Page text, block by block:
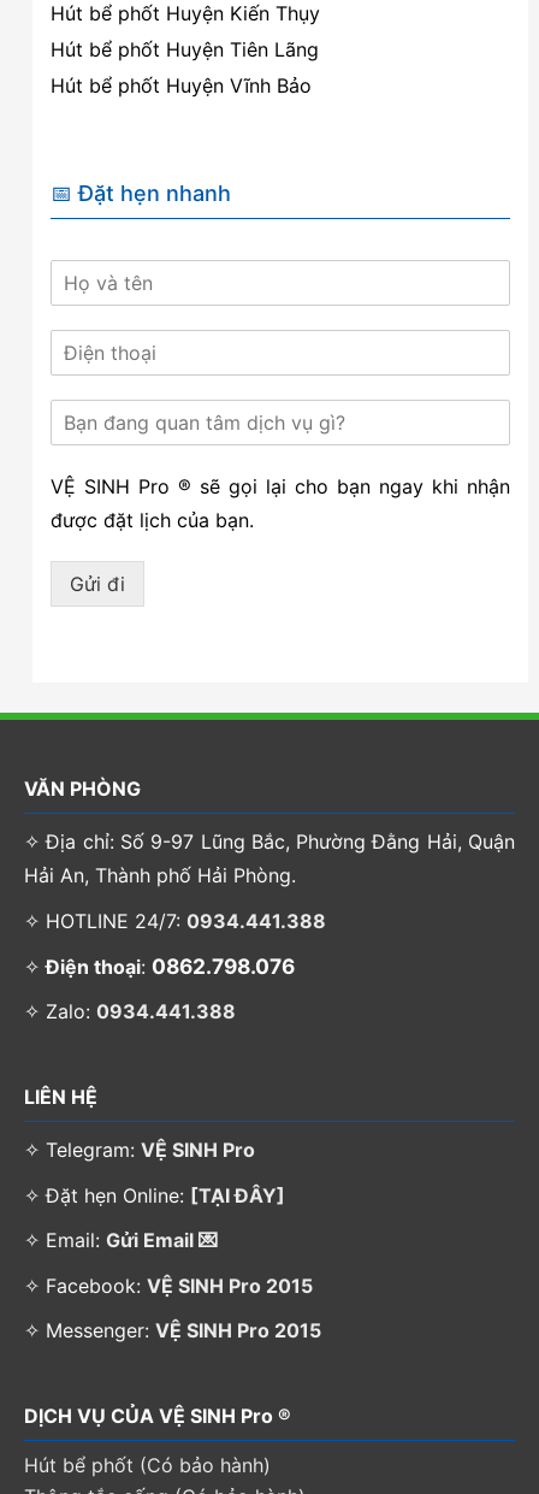
Hút bể phốt Huyện Kiến Thụy
Hút bể phốt Huyện Tiên Lãng
Hút bể phốt Huyện Vĩnh Bảo
📅 Đặt hẹn nhanh
VỆ SINH Pro ® sẽ gọi lại cho bạn ngay khi nhận
được đặt lịch của bạn.
Gửi đi
VĂN PHÒNG
✧ Địa chỉ: Số 9-97 Lũng Bắc, Phường Đằng Hải, Quận
Hải An, Thành phố Hải Phòng.
✧ HOTLINE 24/7: 0934.441.388
✧Điện thoại: 0862.798.076
✧ Zalo: 0934.441.388
LIÊN HỆ
✧ Telegram: VỆ SINH Pro
✧ Đặt hẹn Online: [TẠI ĐÂY]
✧ Email: Gửi Email 💌
✧ Facebook: VỆ SINH Pro 2015
✧ Messenger: VỆ SINH Pro 2015
DỊCH VỤ CỦA VỆ SINH Pro ®
Hút bể phốt (Có bảo hành)